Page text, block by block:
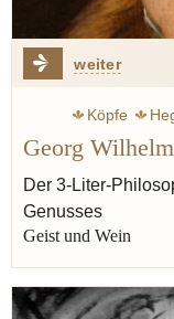
weiter
Köpfe
Geist
Georg
Der 3-Liter-
Genusses
Geist und Wein